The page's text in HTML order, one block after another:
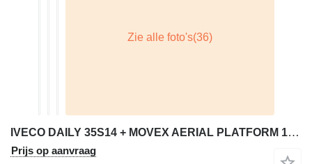
IVECO DAILY 35S14 + MOVEX AERIAL PLATFORM 16 METERS + 25,119 KM + MANU
Prijs op aanvraag